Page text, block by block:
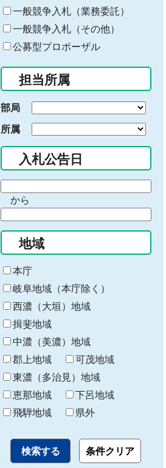
ワ
ド
を
入
一般競争入札（業務委託）
一般競争入札（その他）
公募型プロポーザル
担当所属
部局
所属
入札公告日
間
始
から
間
わ
り
地域
本庁
岐阜地域（本庁除く）
西濃（大垣）地域
揖斐地域
中濃（美濃）地域
郡上地域
可茂地域
東濃（多治見）地域
恵那地域
下呂地域
飛騨地域
県外